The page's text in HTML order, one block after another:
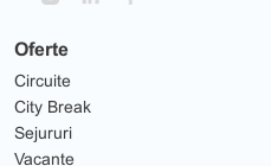
Oferte
Circuite
City Break
Sejururi
Vacante